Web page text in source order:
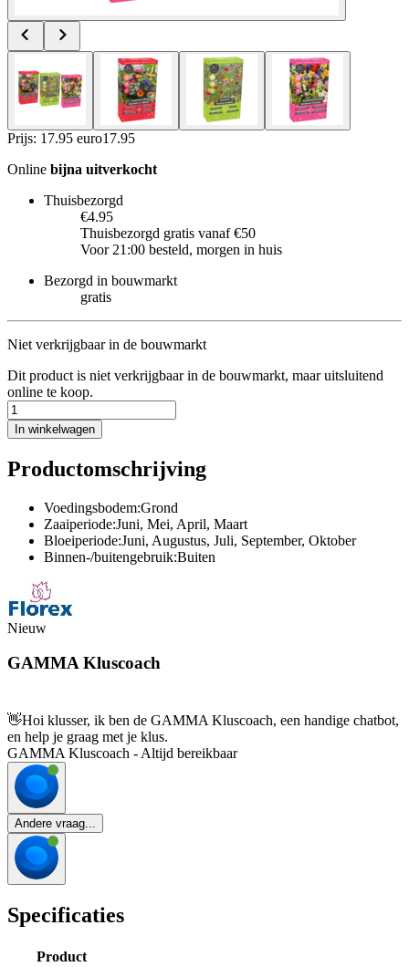
Prijs: 17.95 euro17.95
Online bijna uitverkocht
Thuisbezorgd
€4.95
Thuisbezorgd gratis vanaf €50
Voor 21:00 besteld, morgen in huis
Bezorgd in bouwmarkt
gratis
Niet verkrijgbaar in de bouwmarkt
Dit product is niet verkrijgbaar in de bouwmarkt, maar uitsluitend
online te koop.
In winkelwagen
Productomschrijving
Voedingsbodem:Grond
Zaaiperiode:Juni, Mei, April, Maart
Bloeiperiode:Juni, Augustus, Juli, September, Oktober
Binnen-/buitengebruik:Buiten
Nieuw
GAMMA Kluscoach
👋Hoi klusser, ik ben de GAMMA Kluscoach, een handige chatbot,
en help je graag met je klus.
GAMMA Kluscoach - Altijd bereikbaar
Andere vraag...
Specificaties
Product